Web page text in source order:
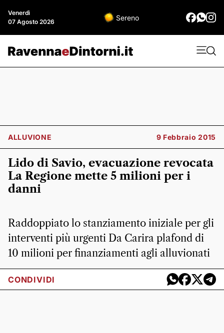
Venerdì
07 Agosto 2026
Sereno
ALLUVIONE 9 Febbraio 2015
Lido di Savio, evacuazione revocata
La Regione mette 5 milioni per i
danni
Raddoppiato lo stanziamento iniziale per gli
interventi più urgenti Da Carira plafond di
10 milioni per finanziamenti agli alluvionati
CONDIVIDI